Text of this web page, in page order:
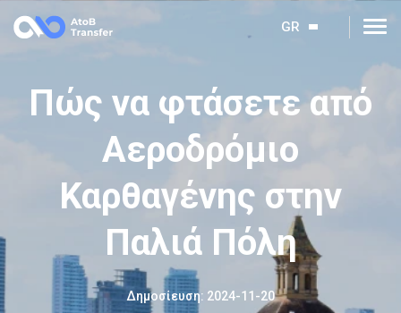
GR
Πώς να φτάσετε από
Αεροδρόμιο
Καρθαγένης στην
Παλιά Πόλη
Δημοσίευση: 2024-11-20